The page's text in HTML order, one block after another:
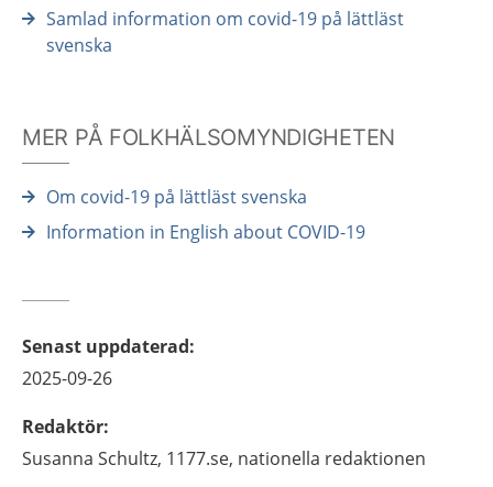
Samlad information om covid-19 på lättläst
svenska
MER PÅ FOLKHÄLSOMYNDIGHETEN
Om covid-19 på lättläst svenska
Information in English about COVID-19
Senast uppdaterad:
2025-09-26
Redaktör:
Susanna Schultz, 1177.se, nationella redaktionen